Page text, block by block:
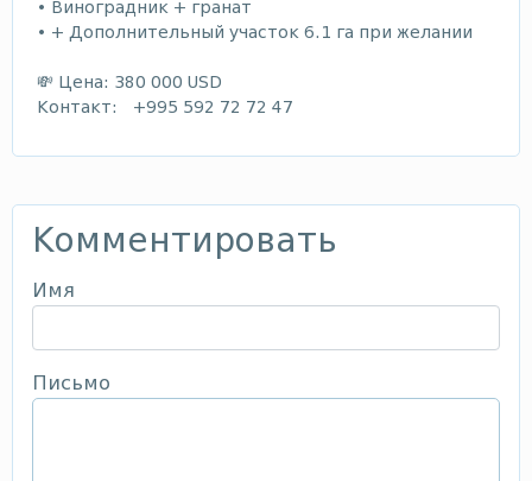
• Виноградник + гранат
• + Дополнительный участок 6.1 га при желании
💸 Цена: 380 000 USD
Контакт: +995 592 72 72 47
Комментировать
Имя
Письмо